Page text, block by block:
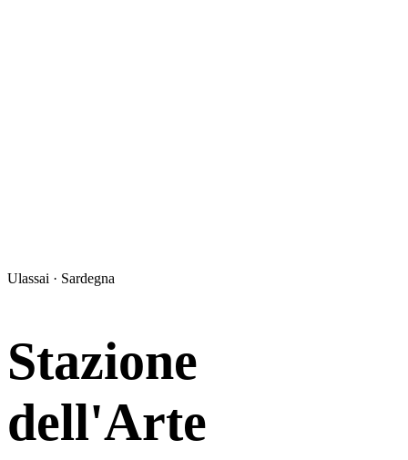
Ulassai · Sardegna
Stazione
dell'Arte